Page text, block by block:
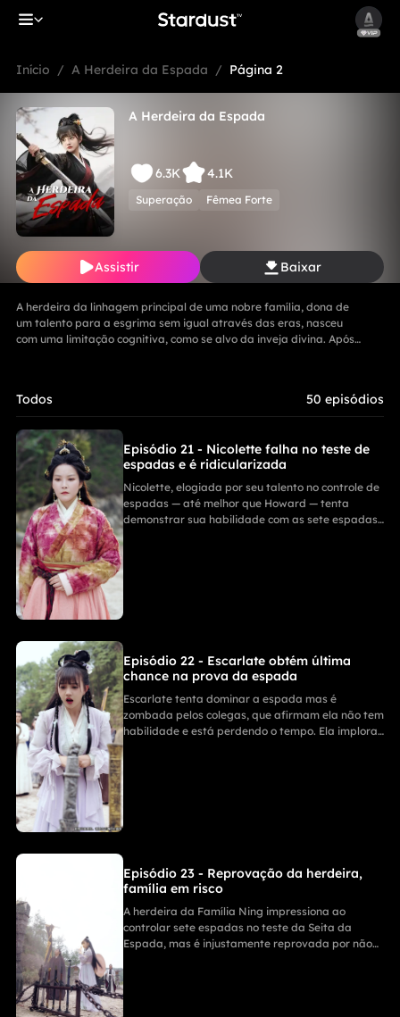
Início / A Herdeira da Espada / Página 2
A Herdeira da Espada
6.3K 4.1K
Superação Fêmea Forte
Assistir Baixar
A herdeira da linhagem principal de uma nobre família, dona de
um talento para a esgrima sem igual através das eras, nasceu
com uma limitação cognitiva, como se alvo da inveja divina. Após
em meio a uma perigosa disputa pelo poder. Sua casa sofria
constantes humilhações e, para piorar, um clã rival formidável
buscou vingança, deixando sua família em situação crítica. Como
esta jovem reverterá o desespero, guiará sua família ao
ressurgimento e imporá sua supremacia marcial sobre todos?
Todos 50 episódios
Episódio 21 - Nicolette falha no teste de
espadas e é ridicularizada
Nicolette, elogiada por seu talento no controle de
espadas — até melhor que Howard — tenta
demonstrar sua habilidade com as sete espadas
do Sr. Harrison. Falha miseravelmente, sendo
ridicularizada como "idiota" junto de seu irmão e
desclassificada, gerando fortes tensões entre os
Episódio 22 - Escarlate obtém última
chance na prova da espada
Escarlate tenta dominar a espada mas é
zombada pelos colegas, que afirmam ela não tem
habilidade e está perdendo o tempo. Ela implora
por outra oportunidade, consegue uma última
chance e se prepara para tentar novamente, sob
a ameaça de ser expulsa se falhar.
Episódio 23 - Reprovação da herdeira,
família em risco
A herdeira da Família Ning impressiona ao
controlar sete espadas no teste da Seita da
Espada, mas é injustamente reprovada por não
dela e ameaçam o destino da família, até que
uma voz inesperada surge oferecendo esperança.